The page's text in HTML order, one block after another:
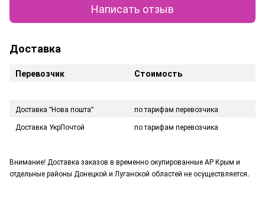
Написать отзыв
Доставка
Перевозчик Стоимость
Доставка "Нова пошта"
по тарифам перевозчика
Доставка УкрПочтой
по тарифам перевозчика
Внимание! Доставка заказов в временно окупированные АР Крым и
отдельные районы Донецкой и Луганской областей не осуществляется.